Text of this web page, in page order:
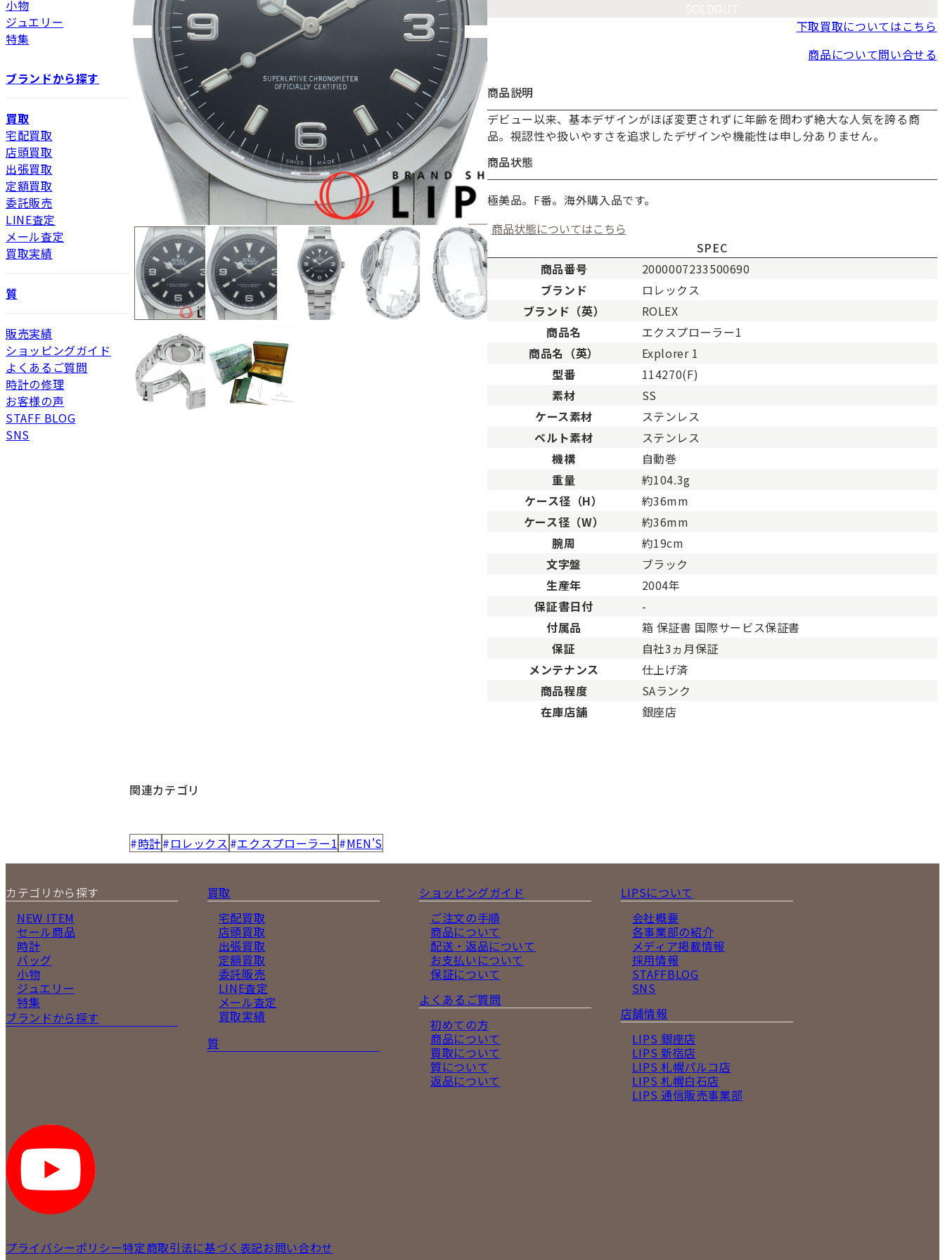
小物
ジュエリー
特集
ブランドから探す
買取
宅配買取
店頭買取
出張買取
定額買取
委託販売
LINE査定
メール査定
買取実績
質
販売実績
ショッピングガイド
よくあるご質問
時計の修理
お客様の声
STAFF BLOG
SNS
下取買取についてはこちら
商品について問い合せる
お買い物を続ける カートへ進む
商品説明
デビュー以来、基本デザインがほぼ変更されずに年齢を問わず絶大な人気を誇る商
品。視認性や扱いやすさを追求したデザインや機能性は申し分ありません。
商品状態
極美品。F番。海外購入品です。
商品状態についてはこちら
新品
新品状態。
未使用 展示品などの未使用品。
SAランク未使用同様品。数回使用した程度、もしくは新品に近い状態の商品。
Aランク 僅かな傷、汚れはありますが比較的程度の良い商品。
ABランク少々使用感はありますが、キズや汚れが少なめで比較的状態の良い商品。
Bランク
一般的な使用感があり、傷・汚れがあるが使用に支障が無い商品。
とても使用感のある商品。傷や汚れなどがあり、目立つ場合があります。
SPEC
商品番号
2000007233500690
ブランド
ロレックス
ブランド（英）
ROLEX
商品名
エクスプローラー1
商品名（英）
Explorer 1
型番
114270(F)
素材
SS
ケース素材
ステンレス
ベルト素材
ステンレス
機構
自動巻
重量
約104.3g
ケース径（H）
約36mm
ケース径（W）
約36mm
腕周
約19cm
文字盤
ブラック
生産年
2004年
保証書日付
-
付属品
箱 保証書 国際サービス保証書
保証
自社3ヵ月保証
メンテナンス
仕上げ済
商品程度
SAランク
在庫店舗
銀座店
関連カテゴリ
時計 ロレックス エクスプローラー1 MEN'S
カテゴリから探す
NEW ITEM
セール商品
時計
バッグ
小物
ジュエリー
特集
ブランドから探す
買取
宅配買取
店頭買取
出張買取
定額買取
委託販売
LINE査定
メール査定
買取実績
質
ショッピングガイド
ご注文の手順
商品について
配送・返品について
お支払いについて
保証について
よくあるご質問
初めての方
商品について
買取について
質について
返品について
LIPSについて
会社概要
各事業部の紹介
メディア掲載情報
採用情報
STAFFBLOG
SNS
店舗情報
LIPS 銀座店
LIPS 新宿店
LIPS 札幌パルコ店
LIPS 札幌白石店
LIPS 通信販売事業部
プライバシーポリシー特定商取引法に基づく表記お問い合わせ